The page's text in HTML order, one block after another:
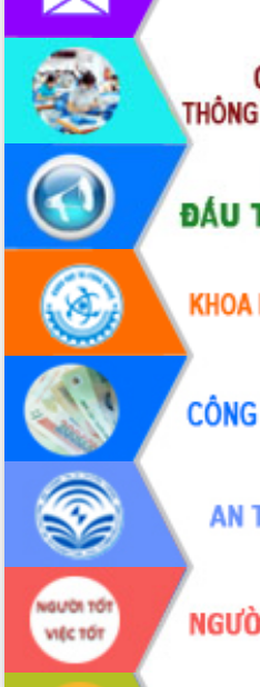
Hội thảo khoa học “Giải pháp thúc đẩy
phát triển nền kinh tế xanh tại tỉnh
Đắk Lắk”
Tăng cường giám sát, đôn đốc thực
hiện nhiệm vụ quản lý tài sản công
hàng tuần
Tháo gỡ những vướng mắc, đẩy mạnh
công tác cải cách thủ tục hành chính
tại Trung tâm Phục vụ hành chính
công tỉnh
Đắk Lắk: Tôn vinh 46 giải pháp tại Hội
thi Sáng tạo Kỹ thuật 2024 - 2025
Đắk Lắk rà soát, điều chỉnh Đề án 190
về phát triển nuôi trồng thủy sản
Phó Chủ tịch UBND tỉnh Đắk Lắk
Trương Công Thái kiểm tra thực địa
Dự án cao tốc Khánh Hòa - Buôn Ma
Thuột
Định vị cà phê Việt Nam như một “di
sản sống” trong dòng chảy toàn cầu
Xây dựng nông thôn mới: Nâng cao đời
sống người dân từ những mô hình thiết
thực
Quyết liệt tháo gỡ vướng mắc, đẩy
nhanh tiến độ các dự án trọng điểm
trong Khu kinh tế Nam Phú Yên
Hòn Yến phát triển du lịch gắn với bảo
tồn biển